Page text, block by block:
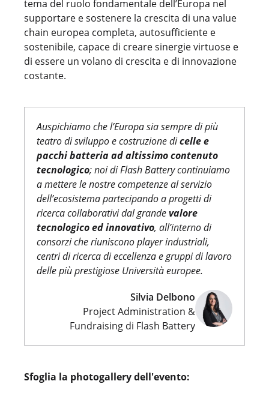
tema del ruolo fondamentale dell’Europa nel
supportare e sostenere la crescita di una value
chain europea completa, autosufficiente e
sostenibile, capace di creare sinergie virtuose e
di essere un volano di crescita e di innovazione
costante.
Auspichiamo che l’Europa sia sempre di più
teatro di sviluppo e costruzione dicelle e
pacchi batteria ad altissimo contenuto
tecnologico; noi di Flash Battery continuiamo
a mettere le nostre competenze al servizio
dell’ecosistema partecipando a progetti di
ricerca collaborativi dal grandevalore
tecnologico ed innovativo, all’interno di
consorzi che riuniscono player industriali,
centri di ricerca di eccellenza e gruppi di lavoro
delle più prestigiose Università europee.
Silvia Delbono
Project Administration &
Fundraising di Flash Battery
Sfoglia la photogallery dell'evento: